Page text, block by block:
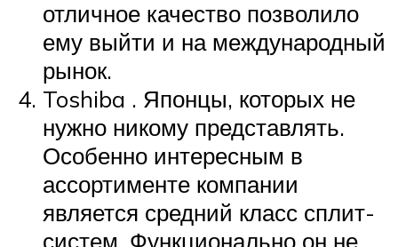
отличное качество позволило
ему выйти и на международный
рынок.
Toshiba . Японцы, которых не
нужно никому представлять.
Особенно интересным в
ассортименте компании
является средний класс сплит-
систем. Функционально он не